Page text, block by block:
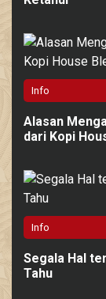
Info
Alasan
dari Kopi
Info
Segala Hal
Tahu